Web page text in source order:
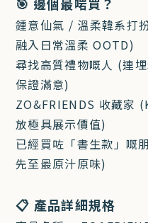
鍾意仙氣 / 溫柔韓系打
融入日常溫柔 OOTD)
尋找高質禮物嘅人 (連
保證滿意)
ZO&FRIENDS 收藏家
放極具展示價值)
已經買咗「書生款」嘅
先至最原汁原味)
📋 產品詳細規格